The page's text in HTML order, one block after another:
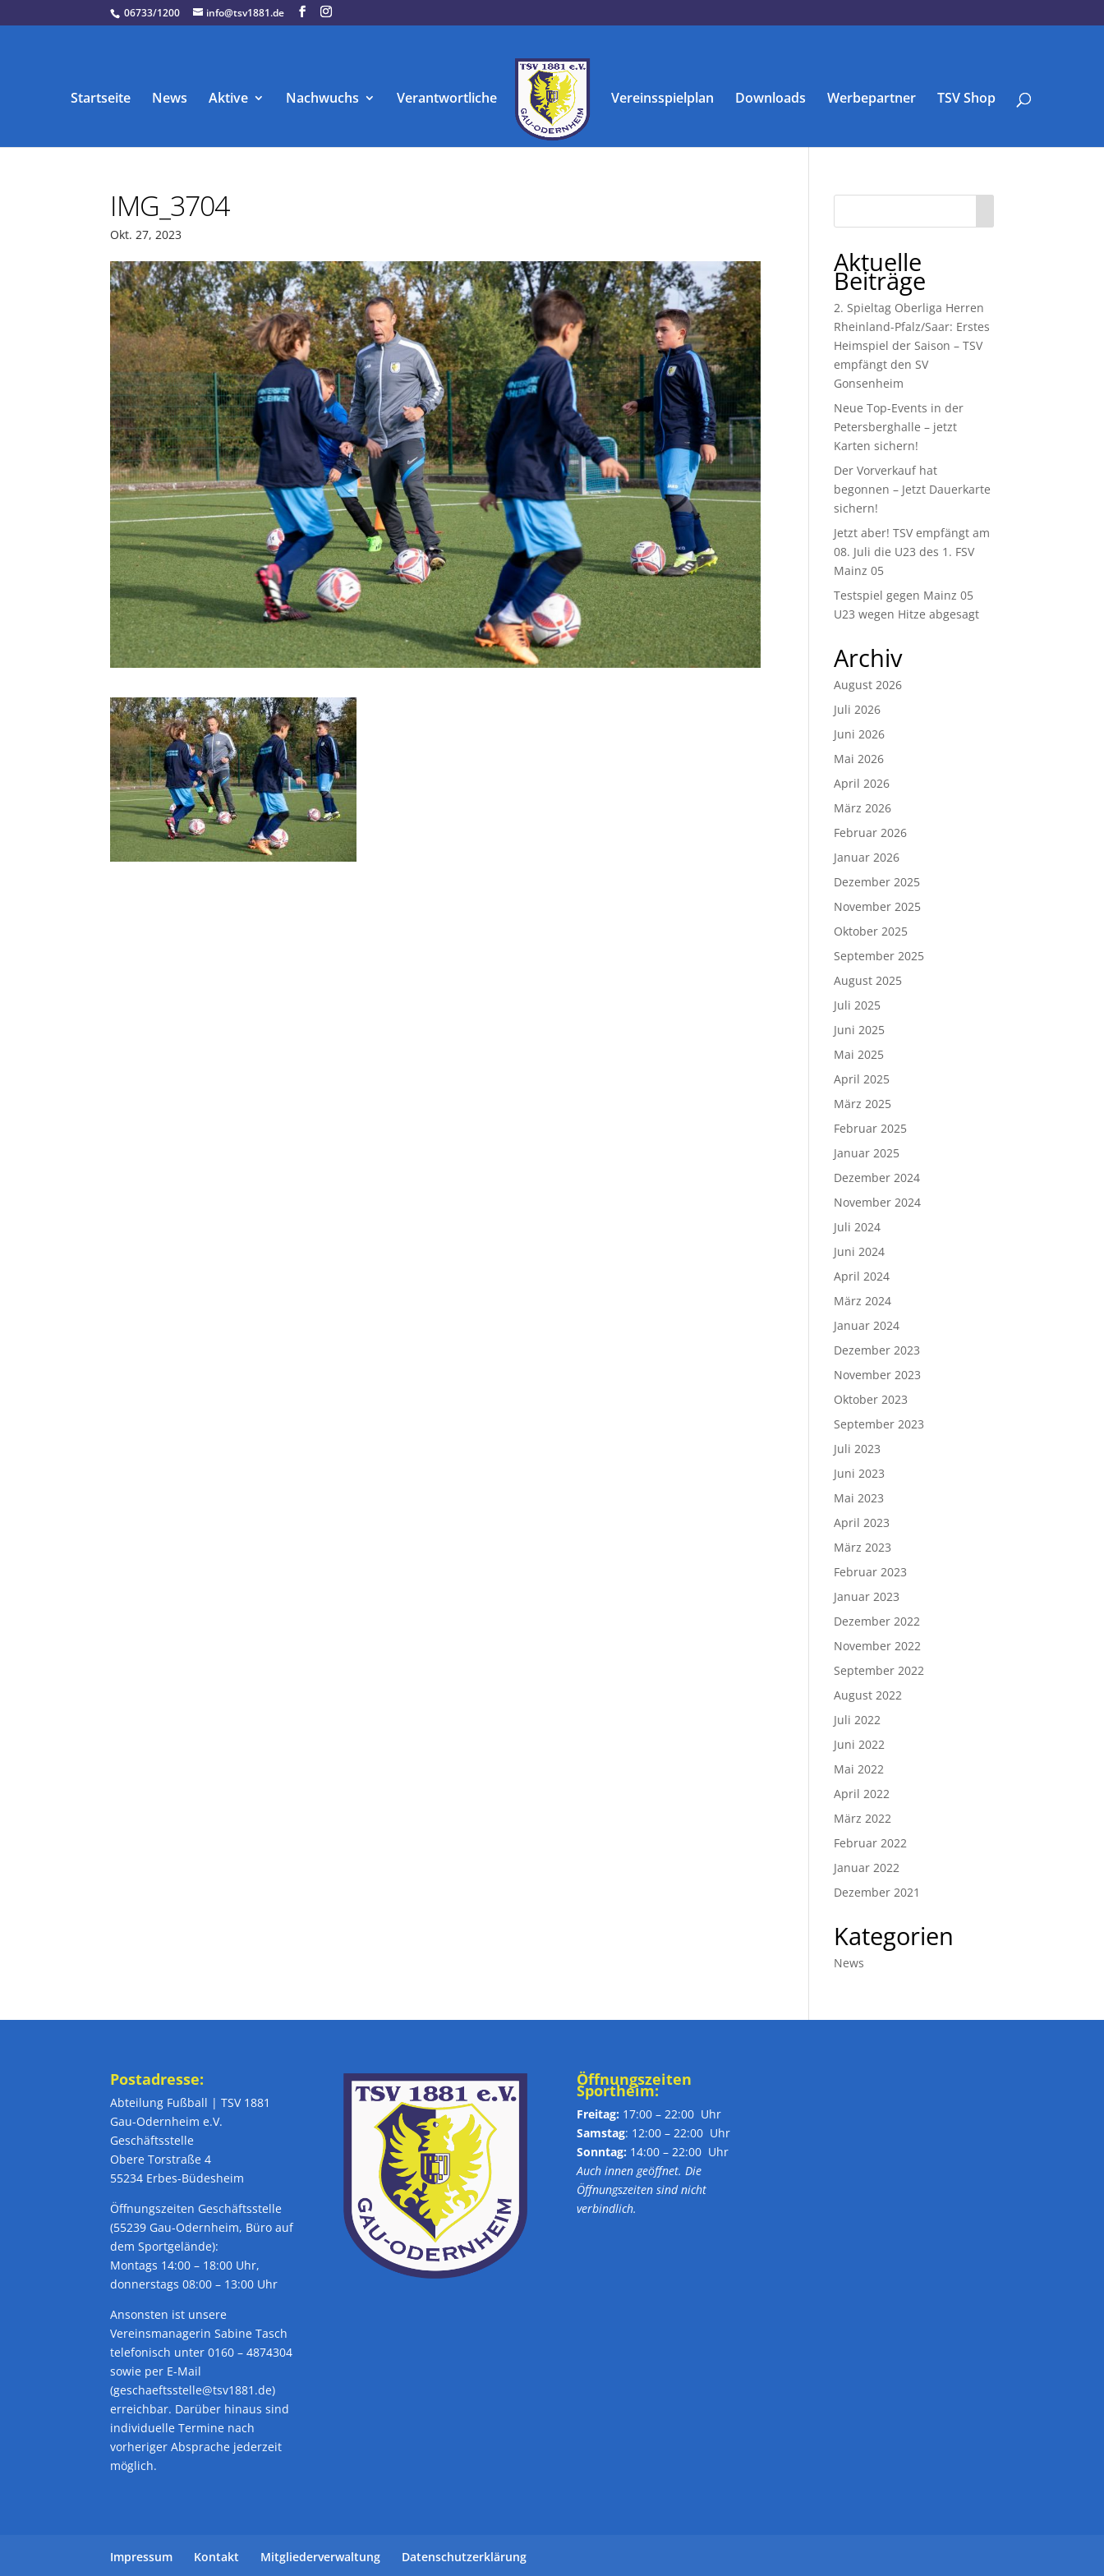
06733/1200 info@tsv1881.de
Startseite News Aktive Nachwuchs Verantwortliche Vereinsspielplan Downloads Werbepartner TSV Shop
IMG_3704
Okt. 27, 2023
Aktuelle
Beiträge
2. Spieltag Oberliga Herren
Rheinland-Pfalz/Saar: Erstes
Heimspiel der Saison – TSV
empfängt den SV
Gonsenheim
Neue Top-Events in der
Petersberghalle – jetzt
Karten sichern!
Der Vorverkauf hat
begonnen – Jetzt Dauerkarte
sichern!
Jetzt aber! TSV empfängt am
08. Juli die U23 des 1. FSV
Mainz 05
Testspiel gegen Mainz 05
U23 wegen Hitze abgesagt
Archiv
August 2026
Juli 2026
Juni 2026
Mai 2026
April 2026
März 2026
Februar 2026
Januar 2026
Dezember 2025
November 2025
Oktober 2025
September 2025
August 2025
Juli 2025
Juni 2025
Mai 2025
April 2025
März 2025
Februar 2025
Januar 2025
Dezember 2024
November 2024
Juli 2024
Juni 2024
April 2024
März 2024
Januar 2024
Dezember 2023
November 2023
Oktober 2023
September 2023
Juli 2023
Juni 2023
Mai 2023
April 2023
März 2023
Februar 2023
Januar 2023
Dezember 2022
November 2022
September 2022
August 2022
Juli 2022
Juni 2022
Mai 2022
April 2022
März 2022
Februar 2022
Januar 2022
Dezember 2021
Kategorien
News
Postadresse:
Abteilung Fußball | TSV 1881
Gau-Odernheim e.V.
Geschäftsstelle
Obere Torstraße 4
55234 Erbes-Büdesheim
Öffnungszeiten Geschäftsstelle
(55239 Gau-Odernheim, Büro auf
dem Sportgelände):
Montags 14:00 – 18:00 Uhr,
donnerstags 08:00 – 13:00 Uhr
Ansonsten ist unsere
Vereinsmanagerin Sabine Tasch
telefonisch unter 0160 – 4874304
sowie per E-Mail
(geschaeftsstelle@tsv1881.de)
erreichbar. Darüber hinaus sind
individuelle Termine nach
vorheriger Absprache jederzeit
möglich.
Öffnungszeiten
Sportheim:
Freitag: 17:00 – 22:00 Uhr
Samstag: 12:00 – 22:00 Uhr
Sonntag: 14:00 – 22:00 Uhr
Auch innen geöffnet. Die
Öffnungszeiten sind nicht
verbindlich.
Impressum Kontakt Mitgliederverwaltung Datenschutzerklärung